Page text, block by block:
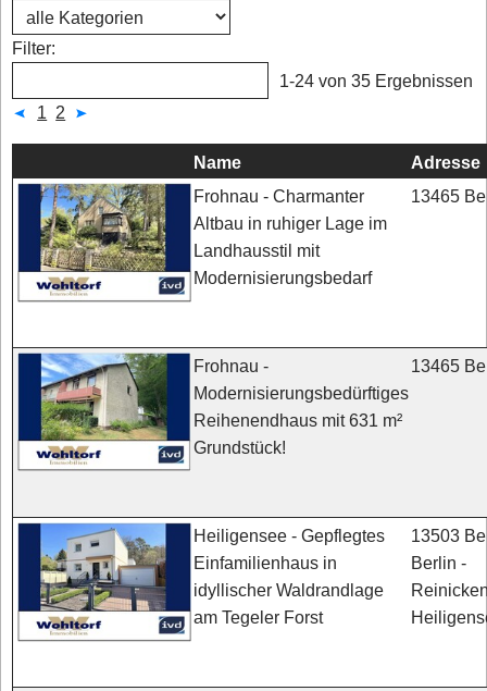
Filter:
1-24 von 35 Ergebnissen
1 2
Name
Adresse
Frohnau - Charmanter
Altbau in ruhiger Lage im
Landhausstil mit
Modernisierungsbedarf
13465
Frohnau -
Modernisierungsbedürftiges
Reihenendhaus mit 631 m²
Grundstück!
13465
Heiligensee - Gepflegtes
Einfamilienhaus in
idyllischer Waldrandlage
am Tegeler Forst
13503
Berlin -